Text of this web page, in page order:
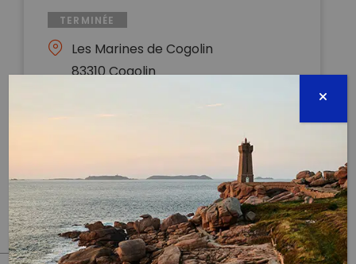
TERMINÉE
Les Marines de Cogolin
83310 Cogolin
06 avril 2020 - 16:30 à 18:30
hugo.avenel@spidauphine.com
Évènement proposé par :
SPI Dauphine